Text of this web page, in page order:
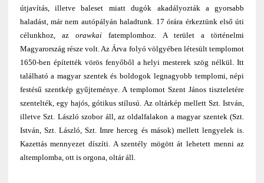
útjavítás, illetve baleset miatt dugók akadályozták a gyorsabb
haladást, már nem autópályán haladtunk. 17 órára érkeztünk első úti
célunkhoz, az orawkaifatemplomhoz.
A terület a történelmi
Magyarország része volt. Az Árva folyó völgyében létesült templomot
1650-ben építették vörös fenyőből a helyi mesterek szög nélkül. Itt
található a magyar szentek és boldogok legnagyobb templomi, népi
festésű szentkép gyűjteménye. A templomot Szent János tiszteletére
szentelték, egy hajós, gótikus stílusú. Az oltárkép mellett Szt. István,
illetve Szt. László szobor áll, az oldalfalakon a magyar szentek (Szt.
István, Szt. László, Szt. Imre herceg és mások) mellett lengyelek is.
Kazettás mennyezet díszíti. A szentély mögött át lehetett menni az
altemplomba, ott is orgona, oltár áll.